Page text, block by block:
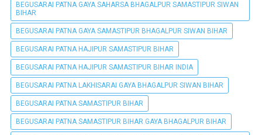
BEGUSARAI PATNA GAYA SAHARSA BHAGALPUR SAMASTIPUR SIWAN
BIHAR
BEGUSARAI PATNA GAYA SAMASTIPUR BHAGALPUR SIWAN BIHAR
BEGUSARAI PATNA HAJIPUR SAMASTIPUR BIHAR
BEGUSARAI PATNA HAJIPUR SAMASTIPUR BIHAR INDIA
BEGUSARAI PATNA LAKHISARAI GAYA BHAGALPUR SIWAN BIHAR
BEGUSARAI PATNA SAMASTIPUR BIHAR
BEGUSARAI PATNA SAMASTIPUR BIHAR GAYA BHAGALPUR BIHAR